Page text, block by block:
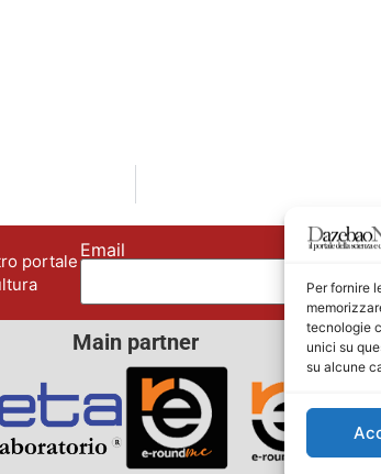
Per fornire
tecnologie
unici su
su alcune
portale
Email
Main partner